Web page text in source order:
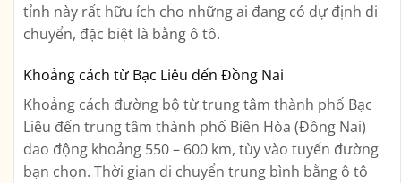
tỉnh này rất hữu ích cho những ai đang có dự định di
chuyển, đặc biệt là bằng ô tô.
Khoảng cách từ Bạc Liêu đến Đồng Nai
Khoảng cách đường bộ từ trung tâm thành phố Bạc
Liêu đến trung tâm thành phố Biên Hòa (Đồng Nai)
dao động khoảng 550 – 600 km, tùy vào tuyến đường
bạn chọn. Thời gian di chuyển trung bình bằng ô tô